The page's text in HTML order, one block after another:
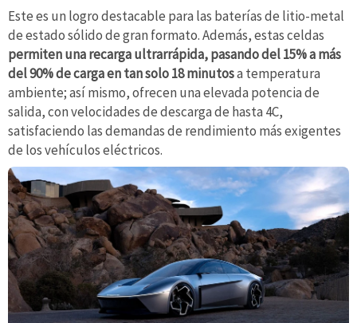
Este es un logro destacable para las baterías de litio-metal
de estado sólido de gran formato. Además, estas celdas
permiten una recarga ultrarrápida, pasando del 15% a más
del 90% de carga en tan solo 18 minutosa temperatura
ambiente; así mismo, ofrecen una elevada potencia de
salida, con velocidades de descarga de hasta 4C,
satisfaciendo las demandas de rendimiento más exigentes
de los vehículos eléctricos.